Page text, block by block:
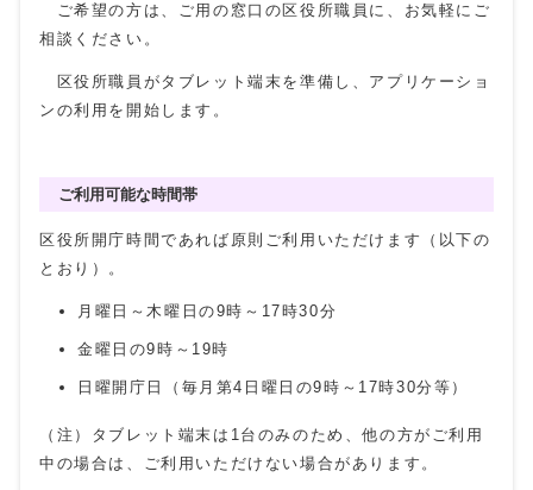
ご希望の方は、ご用の窓口の区役所職員に、お気軽にご
相談ください。
区役所職員がタブレット端末を準備し、アプリケーショ
ンの利用を開始します。
ご利用可能な時間帯
区役所開庁時間であれば原則ご利用いただけます（以下の
とおり）。
月曜日～木曜日の9時～17時30分
金曜日の9時～19時
日曜開庁日（毎月第4日曜日の9時～17時30分等）
（注）タブレット端末は1台のみのため、他の方がご利用
中の場合は、ご利用いただけない場合があります。